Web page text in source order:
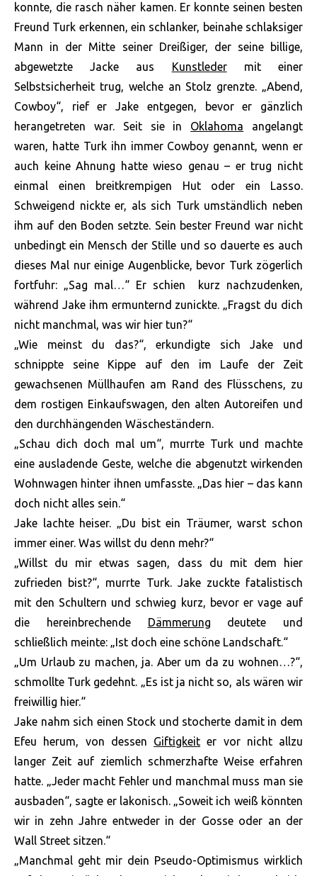
konnte, die rasch näher kamen. Er konnte seinen besten
Freund Turk erkennen, ein schlanker, beinahe schlaksiger
Mann in der Mitte seiner Dreißiger, der seine billige,
abgewetzte Jacke aus
Kunstledermit einer
Selbstsicherheit trug, welche an Stolz grenzte. „Abend,
Cowboy“, rief er Jake entgegen, bevor er gänzlich
herangetreten war. Seit sie in Oklahoma angelangt
waren, hatte Turk ihn immer Cowboy genannt, wenn er
auch keine Ahnung hatte wieso genau – er trug nicht
einmal einen breitkrempigen Hut oder ein Lasso.
Schweigend nickte er, als sich Turk umständlich neben
ihm auf den Boden setzte. Sein bester Freund war nicht
unbedingt ein Mensch der Stille und so dauerte es auch
dieses Mal nur einige Augenblicke, bevor Turk zögerlich
fortfuhr: „Sag mal…“ Er schien kurz nachzudenken,
während Jake ihm ermunternd zunickte. „Fragst du dich
nicht manchmal, was wir hier tun?“
„Wie meinst du das?“, erkundigte sich Jake und
schnippte seine Kippe auf den im Laufe der Zeit
gewachsenen Müllhaufen am Rand des Flüsschens, zu
dem rostigen Einkaufswagen, den alten Autoreifen und
den durchhängenden Wäscheständern.
„Schau dich doch mal um“, murrte Turk und machte
eine ausladende Geste, welche die abgenutzt wirkenden
Wohnwagen hinter ihnen umfasste. „Das hier – das kann
doch nicht alles sein.“
Jake lachte heiser. „Du bist ein Träumer, warst schon
immer einer. Was willst du denn mehr?“
„Willst du mir etwas sagen, dass du mit dem hier
zufrieden bist?“, murrte Turk. Jake zuckte fatalistisch
mit den Schultern und schwieg kurz, bevor er vage auf
die hereinbrechende Dämmerung deutete und
schließlich meinte: „Ist doch eine schöne Landschaft.“
„Um Urlaub zu machen, ja. Aber um da zu wohnen…?“,
schmollte Turk gedehnt. „Es ist ja nicht so, als wären wir
freiwillig hier.“
Jake nahm sich einen Stock und stocherte damit in dem
Efeu herum, von dessen Giftigkeit er vor nicht allzu
langer Zeit auf ziemlich schmerzhafte Weise erfahren
hatte. „Jeder macht Fehler und manchmal muss man sie
ausbaden“, sagte er lakonisch. „Soweit ich weiß könnten
wir in zehn Jahre entweder in der Gosse oder an der
Wall Street sitzen.“
„Manchmal geht mir dein Pseudo-Optimismus wirklich